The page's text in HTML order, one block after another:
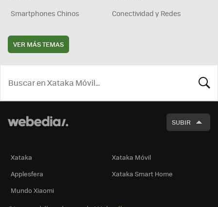
Smartphones Chinos
Conectividad y Redes
VER MÁS TEMAS
SUBIR
Xataka
Xataka Móvil
Applesfera
Xataka Smart Home
Mundo Xiaomi